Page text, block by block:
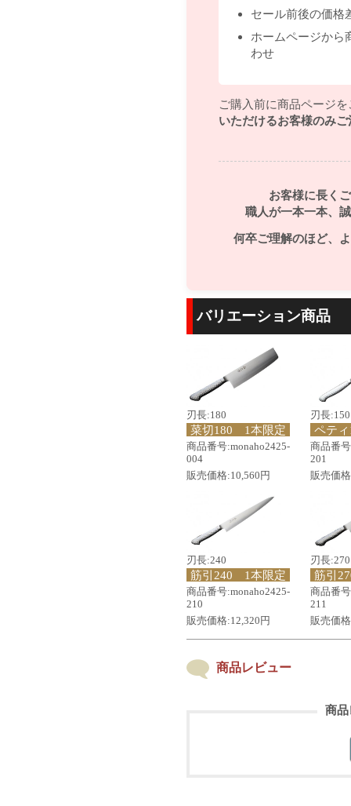
セール前後の価格
ホームページから
わせ
ご購入前に商品ページ
いただけるお客様のみ
お客様に長く
職人が一本一本、
何卒ご理解のほど、
バリエーション商品
刃長:180
菜切180 1本限定
商品番号:monaho2425-
004
販売価格:10,560円
刃長:150
ペテ
商品番
201
販売価
刃長:240
筋引240 1本限定
商品番号:monaho2425-
210
販売価格:12,320円
刃長:270
筋引
商品番
211
販売価
商品レビュー
商品